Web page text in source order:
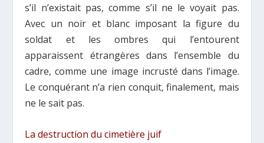
s’il n’existait pas, comme s’il ne le voyait pas.
Avec un noir et blanc imposant la figure du
soldat et les ombres qui l’entourent
apparaissent étrangères dans l’ensemble du
cadre, comme une image incrusté dans l’image.
Le conquérant n’a rien conquit, finalement, mais
ne le sait pas.
La destruction du cimetière juif